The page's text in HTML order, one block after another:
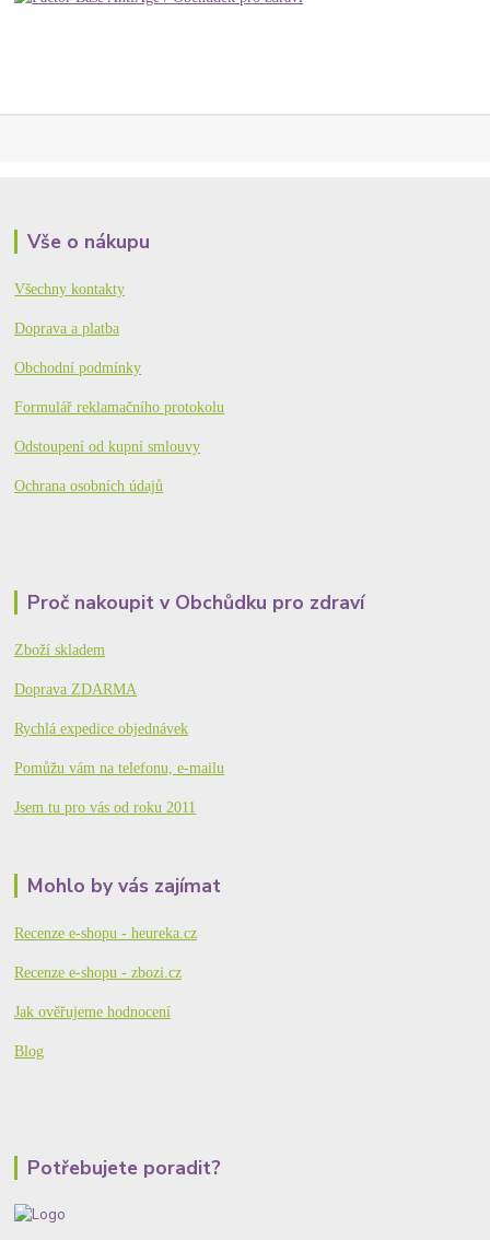
Vše o nákupu
Všechny kontakty
Doprava a platba
Obchodní podmínky
Formulář reklamačního protokolu
Odstoupení od kupní smlouvy
Ochrana osobních údajů
Proč nakoupit v Obchůdku pro zdraví
Zboží skladem
Doprava ZDARMA
Rychlá expedice objednávek
Pomůžu vám na telefonu, e-mailu
Jsem tu pro vás od roku 2011
Mohlo by vás zajímat
Recenze e-shopu - heureka.cz
Recenze e-shopu - zbozi.cz
Jak ověřujeme hodnocení
Blog
Potřebujete poradit?